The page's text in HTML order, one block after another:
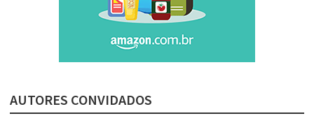
AUTORES CONVIDADOS